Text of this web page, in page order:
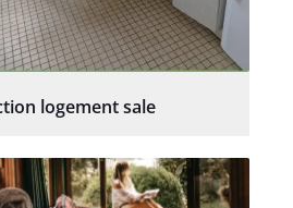
logement sale